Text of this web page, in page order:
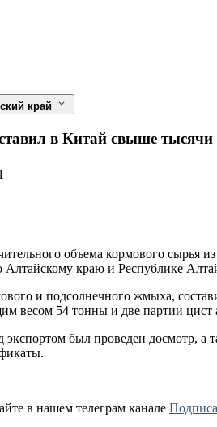
край
в Китай свыше тысячи
объема кормового сырья
Алтайскому краю и Республике
и подсолнечного жмыха,
весом 54 тонны и две партии
экспортом был проведен досмотр,
в нашем телеграм канале